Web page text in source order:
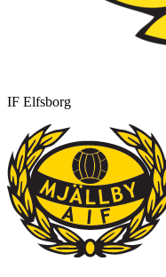
IF Elfsborg